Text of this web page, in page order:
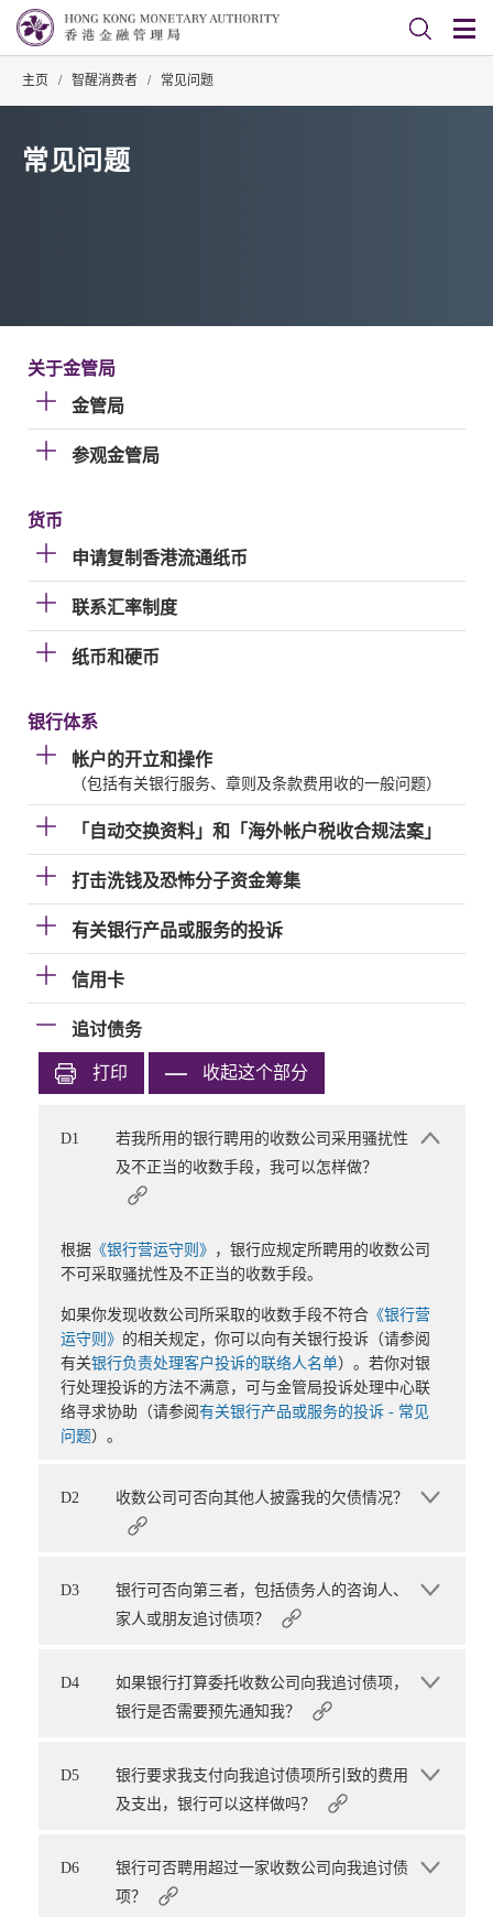
主页 / 智醒消费者 / 常见问题
常见问题
关于金管局
金管局
参观金管局
货币
申请复制香港流通纸币
联系汇率制度
纸币和硬币
银行体系
帐户的开立和操作
（包括有关银行服务、章则及条款费用收的一般问题）
「自动交换资料」和「海外帐户税收合规法案」
打击洗钱及恐怖分子资金筹集
有关银行产品或服务的投诉
信用卡
追讨债务
打印 收起这个部分
D1
若我所用的银行聘用的收数公司采用骚扰性
及不正当的收数手段，我可以怎样做？
根据 《银行营运守则》 ，银行应规定所聘用的收数公司
不可采取骚扰性及不正当的收数手段。
如果你发现收数公司所采取的收数手段不符合 《银行营
运守则》 的相关规定，你可以向有关银行投诉（请参阅
有关银行负责处理客户投诉的联络人名单）。若你对银
行处理投诉的方法不满意，可与金管局投诉处理中心联
络寻求协助（请参阅 有关银行产品或服务的投诉 - 常见
问题）。
D2 收数公司可否向其他人披露我的欠债情况？
D3
银行可否向第三者，包括债务人的咨询人、
家人或朋友追讨债项？
D4
如果银行打算委托收数公司向我追讨债项，
银行是否需要预先通知我？
D5
银行要求我支付向我追讨债项所引致的费用
及支出，银行可以这样做吗？
D6
银行可否聘用超过一家收数公司向我追讨债
项？